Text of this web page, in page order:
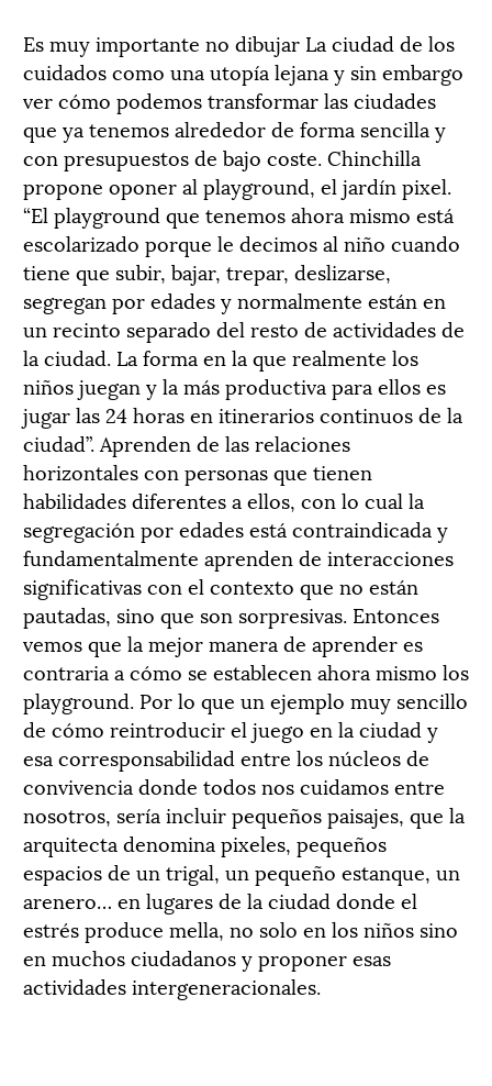
Es muy importante no dibujar La ciudad de los
cuidados como una utopía lejana y sin embargo
ver cómo podemos transformar las ciudades
que ya tenemos alrededor de forma sencilla y
con presupuestos de bajo coste. Chinchilla
propone oponer al playground, el jardín pixel.
“El playground que tenemos ahora mismo está
escolarizado porque le decimos al niño cuando
tiene que subir, bajar, trepar, deslizarse,
segregan por edades y normalmente están en
un recinto separado del resto de actividades de
la ciudad. La forma en la que realmente los
niños juegan y la más productiva para ellos es
jugar las 24 horas en itinerarios continuos de la
ciudad”. Aprenden de las relaciones
horizontales con personas que tienen
habilidades diferentes a ellos, con lo cual la
segregación por edades está contraindicada y
fundamentalmente aprenden de interacciones
significativas con el contexto que no están
pautadas, sino que son sorpresivas. Entonces
vemos que la mejor manera de aprender es
contraria a cómo se establecen ahora mismo los
playground. Por lo que un ejemplo muy sencillo
de cómo reintroducir el juego en la ciudad y
esa corresponsabilidad entre los núcleos de
convivencia donde todos nos cuidamos entre
nosotros, sería incluir pequeños paisajes, que la
arquitecta denomina pixeles, pequeños
espacios de un trigal, un pequeño estanque, un
arenero… en lugares de la ciudad donde el
estrés produce mella, no solo en los niños sino
en muchos ciudadanos y proponer esas
actividades intergeneracionales.